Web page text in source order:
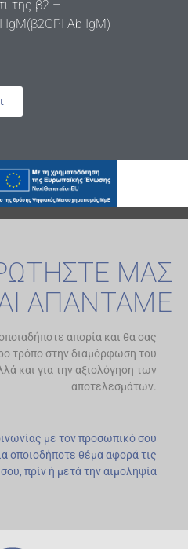
της β2 –
IgM(β2GPΙ Ab IgΜ)
ΜΑΣ
ΑΠΑΝΤΑΜΕ
απορία και θα σας
τρόπο στην διαμόρφωση του
και για την αξιολόγηση των
αποτελεσμάτων.
με τον προσωπικό σου
οποιοδήποτε θέμα αφορά τις
πρίν ή μετά την αιμοληψία